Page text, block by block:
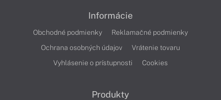
Informácie
Obchodné podmienky
Reklamačné podmienky
Ochrana osobných údajov
Vrátenie tovaru
Vyhlásenie o prístupnosti
Cookies
Produkty